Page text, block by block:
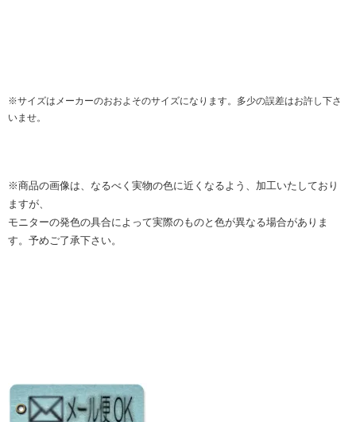
※サイズはメーカーのおおよそのサイズになります。多少の誤差はお許し下さ
いませ。
※商品の画像は、なるべく実物の色に近くなるよう、加工いたしており
ますが、
モニターの発色の具合によって実際のものと色が異なる場合がありま
す。予めご了承下さい。